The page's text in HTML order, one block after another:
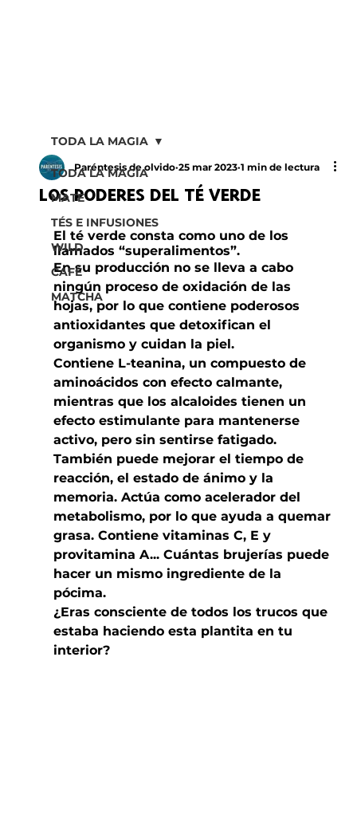
TODA LA MAGIA
MATE
TÉS E INFUSIONES
WILD
CAFÉ
MATCHA
TODA LA MAGIA
LOS PODERES DEL TÉ VERDE
Paréntesis de olvido 25 mar 2023 1 min de lectura
El té verde consta como uno de los
llamados “superalimentos”.
En su producción no se lleva a cabo
ningún proceso de oxidación de las
hojas, por lo que contiene poderosos
antioxidantes que detoxifican el
organismo y cuidan la piel.
Contiene L-teanina, un compuesto de
aminoácidos con efecto calmante,
mientras que los alcaloides tienen un
efecto estimulante para mantenerse
activo, pero sin sentirse fatigado.
También puede mejorar el tiempo de
reacción, el estado de ánimo y la
memoria. Actúa como acelerador del
metabolismo, por lo que ayuda a quemar
grasa. Contiene vitaminas C, E y
provitamina A... Cuántas brujerías puede
hacer un mismo ingrediente de la
pócima.
¿Eras consciente de todos los trucos que
estaba haciendo esta plantita en tu
interior?